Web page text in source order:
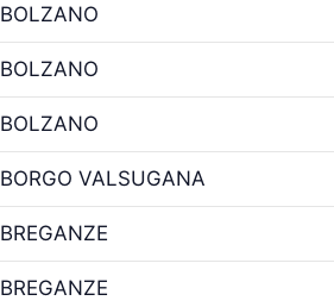
BOLZANO
BOLZANO
BOLZANO
BORGO VALSUGANA
BREGANZE
BREGANZE